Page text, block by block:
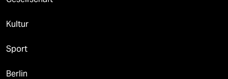
Kultur
Sport
Berlin